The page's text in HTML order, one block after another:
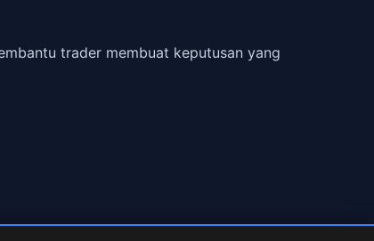
trader membuat keputusan yang